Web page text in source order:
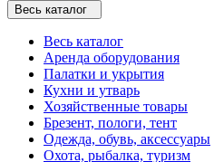
Весь каталог
Весь каталог
Аренда оборудования
Палатки и укрытия
Кухни и утварь
Хозяйственные товары
Брезент, пологи, тент
Одежда, обувь, аксессуары
Охота, рыбалка, туризм